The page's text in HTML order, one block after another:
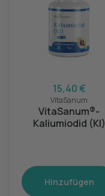
15,40 €
VitaSanum
VitaSanum®-
Kaliumiodid (KI)
Hinzufügen